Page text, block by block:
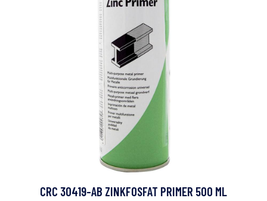
CRC 30419-AB ZINKFOSFAT PRIMER 500 ML